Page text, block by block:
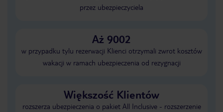
przez ubezpieczyciela
Aż 9002
w przypadku tylu rezerwacji Klienci otrzymali zwrot kosztów
wakacji w ramach ubezpieczenia od rezygnacji
Większość Klientów
rozszerza ubezpieczenia o pakiet All Inclusive - rozszerzenie